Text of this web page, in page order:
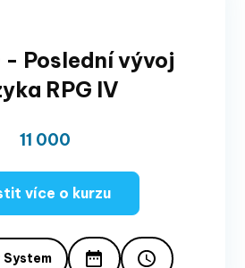
Poslední vývoj
RPG IV
11 000
více o kurzu
System